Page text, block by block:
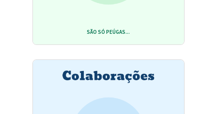
SÃO SÓ PEÚGAS...